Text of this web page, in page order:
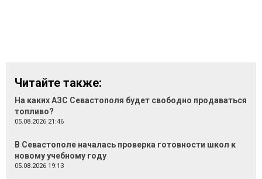
Читайте также:
На каких АЗС Севастополя будет свободно продаваться
топливо?
05.08.2026 21:46
В Севастополе началась проверка готовности школ к
новому учебному году
05.08.2026 19:13